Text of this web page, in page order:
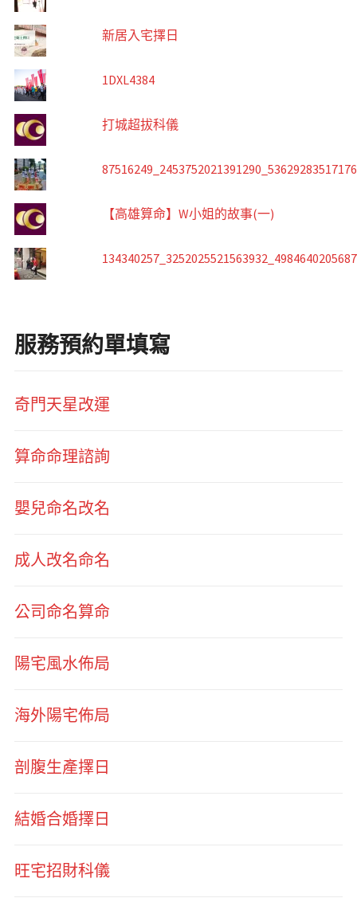
新居入宅擇日
1DXL4384
打城超拔科儀
【高雄算命】W小姐的故事(一)
服務預約單填寫
奇門天星改運
算命命理諮詢
嬰兒命名改名
成人改名命名
公司命名算命
陽宅風水佈局
海外陽宅佈局
剖腹生產擇日
結婚合婚擇日
旺宅招財科儀